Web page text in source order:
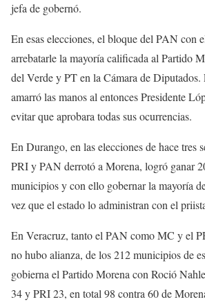
jefa de gobernó.
En esas elecciones, el bloque del PAN con
arrebatarle la mayoría calificada al Partido
del Verde y PT en la Cámara de Diputados.
amarró las manos al entonces Presidente
evitar que aprobara todas sus ocurrencias.
En Durango, en las elecciones de hace tres
PRI y PAN derrotó a Morena, logró ganar
municipios y con ello gobernar la mayoría
vez que el estado lo administran con el
En Veracruz, tanto el PAN como MC y el
no hubo alianza, de los 212 municipios de
gobierna el Partido Morena con Roció
34 y PRI 23, en total 98 contra 60 de